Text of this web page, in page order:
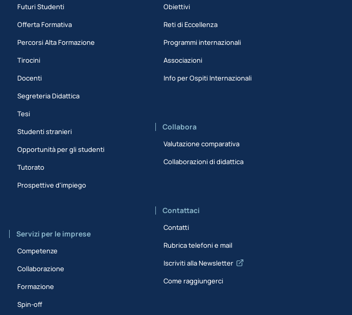
Futuri Studenti
Offerta Formativa
Percorsi Alta Formazione
Tirocini
Docenti
Segreteria Didattica
Tesi
Studenti stranieri
Opportunità per gli studenti
Tutorato
Prospettive d'impiego
Servizi per le imprese
Competenze
Collaborazione
Formazione
Spin-off
Obiettivi
Reti di Eccellenza
Programmi internazionali
Associazioni
Info per Ospiti Internazionali
Collabora
Valutazione comparativa
Collaborazioni di didattica
Contattaci
Contatti
Rubrica telefoni e mail
Iscriviti alla Newsletter
Come raggiungerci